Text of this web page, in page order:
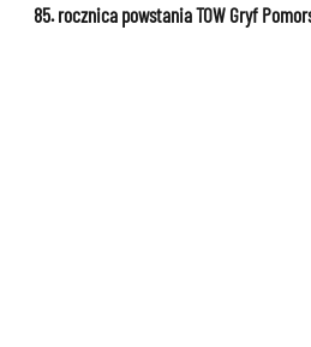
85. rocznica powstania TOW Gryf